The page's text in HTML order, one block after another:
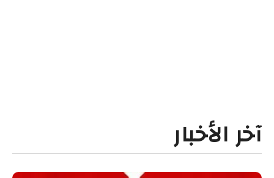
آخر الأخبار